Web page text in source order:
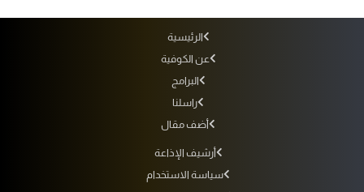
الرئيسية
عن الكوفية
البرامج
راسلنا
أضف مقال
أرشيف الإذاعة
سياسة الاستخدام